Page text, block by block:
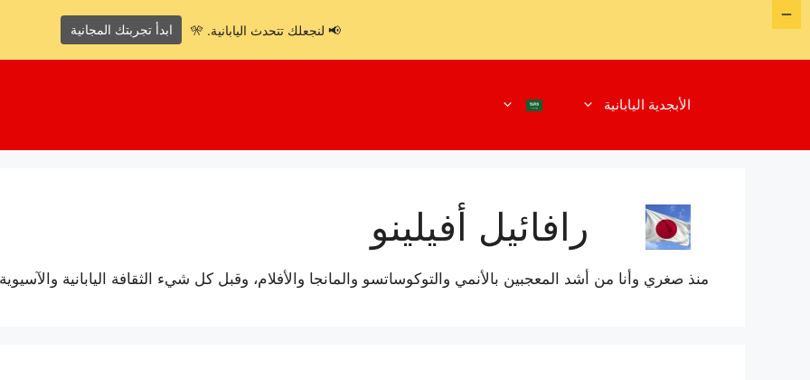
الأبجدية اليابانية
رافائيل أفيلينو
منذ صغري وأنا من أشد المعجبين بالأنمي والتوكوساتسو والمانجا والأفلام، وقبل كل شيء الثقافة اليابانية
📢 لنجعلك تتحدث اليابانية. 🎌 ابدأ تجربتك المجانية